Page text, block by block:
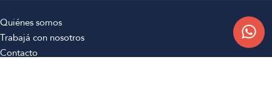
Quiénes somos
Trabajá con nosotros
Contacto